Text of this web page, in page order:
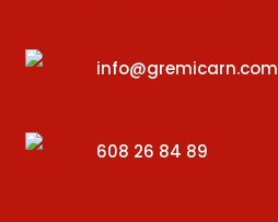
info@gremicarn.com
608 26 84 89